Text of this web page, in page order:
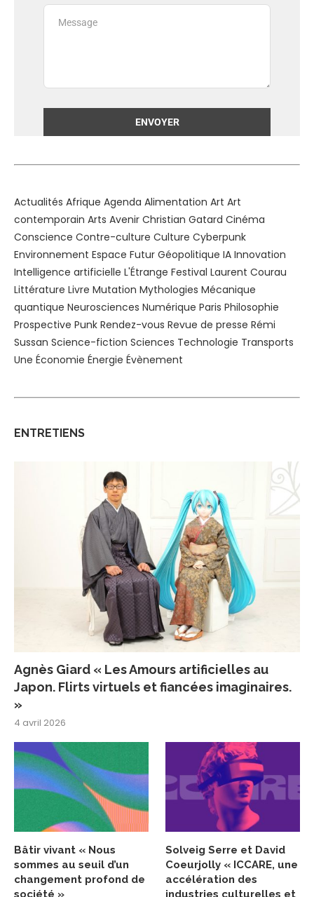
Actualités Afrique Agenda Alimentation Art Art
contemporain Arts Avenir Christian Gatard Cinéma
Conscience Contre-culture Culture Cyberpunk
Environnement Espace Futur Géopolitique IA Innovation
Intelligence artificielle L'Étrange Festival Laurent Courau
Littérature Livre Mutation Mythologies Mécanique
quantique Neurosciences Numérique Paris Philosophie
Prospective Punk Rendez-vous Revue de presse Rémi
Sussan Science-fiction Sciences Technologie Transports
Une Économie Énergie Évènement
ENTRETIENS
Agnès Giard « Les Amours artificielles au
Japon. Flirts virtuels et fiancées imaginaires.
»
4 avril 2026
Bâtir vivant « Nous
sommes au seuil d’un
changement profond de
société »
Solveig Serre et David
Coeurjolly « ICCARE, une
accélération des
industries culturelles et